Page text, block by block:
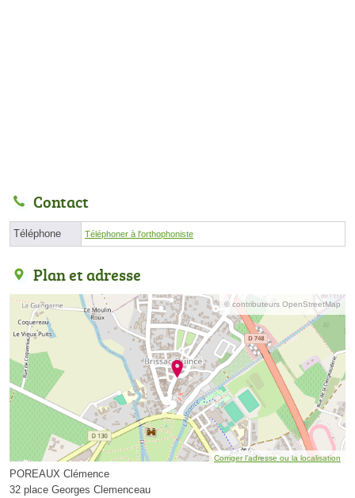
Contact
Téléphone Téléphoner à l'orthophoniste
Plan et adresse
© contributeurs OpenStreetMap
Corriger l’adresse ou la localisation
POREAUX Clémence
32 place Georges Clemenceau